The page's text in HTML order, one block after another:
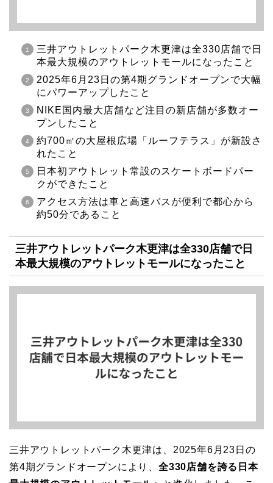
三井アウトレットパーク木更津は全330店舗で日
本最大規模のアウトレットモールになったこと
2025年6月23日の第4期グランドオープンで大幅
にパワーアップしたこと
NIKE国内最大店舗など注目の新店舗が多数オー
プンしたこと
約700㎡の大屋根広場「ルーフテラス」が新設さ
れたこと
日本初アウトレット常設のスケートボードパー
クができたこと
アクセス方法は車と高速バスが便利で都心から
約50分であること
三井アウトレットパーク木更津は全330店舗で日
本最大規模のアウトレットモールになったこと
三井アウトレットパーク木更津は、2025年6月23日の
第4期グランドオープンにより、 全330店舗を誇る日本